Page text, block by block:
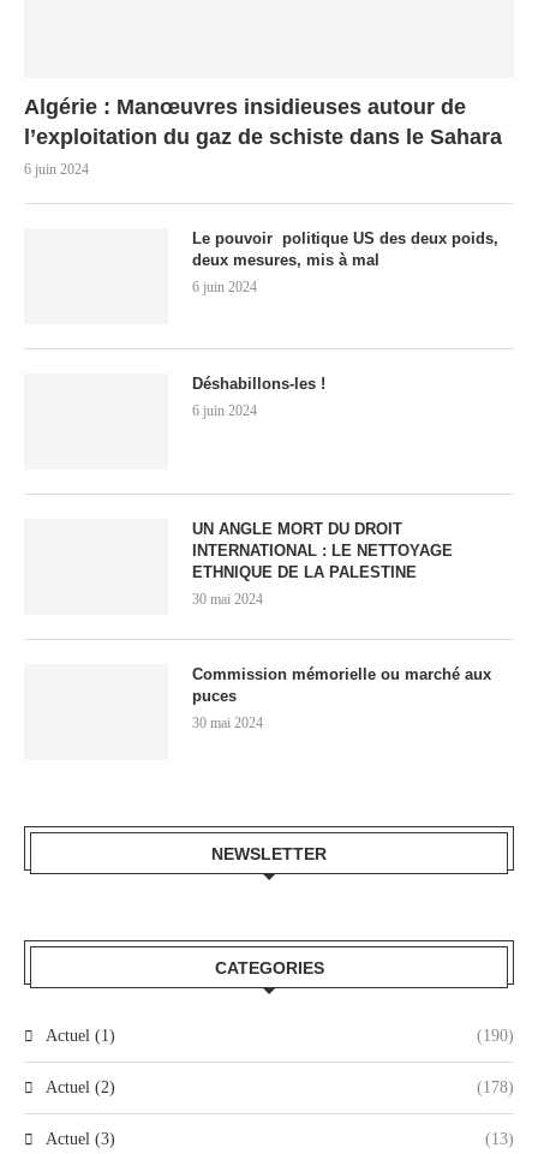
Algérie : Manœuvres insidieuses autour de
l’exploitation du gaz de schiste dans le Sahara
6 juin 2024
Le pouvoir politique US des deux poids,
deux mesures, mis à mal
6 juin 2024
Déshabillons-les !
6 juin 2024
UN ANGLE MORT DU DROIT
INTERNATIONAL : LE NETTOYAGE
ETHNIQUE DE LA PALESTINE
30 mai 2024
Commission mémorielle ou marché aux
puces
30 mai 2024
NEWSLETTER
CATEGORIES
Actuel (1) (190)
Actuel (2) (178)
Actuel (3) (13)